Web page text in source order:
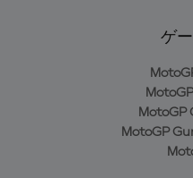
ゲ
MotoGP
MotoGP